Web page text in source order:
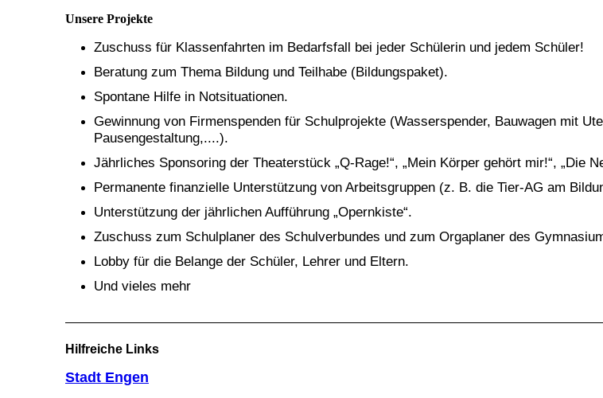
Unsere Projekte
Zuschuss für Klassenfahrten im Bedarfsfall bei jeder Schülerin und jedem Schüler!
Beratung zum Thema Bildung und Teilhabe (Bildungspaket).
Spontane Hilfe in Notsituationen.
Gewinnung von Firmenspenden für Schulprojekte (Wasserspender, Bauwagen mit
Pausengestaltung,....).
Jährliches Sponsoring der Theaterstück „Q-Rage!“, „Mein Körper gehört mir!“, „Die
Permanente finanzielle Unterstützung von Arbeitsgruppen (z. B. die Tier-AG am
Unterstützung der jährlichen Aufführung „Opernkiste“.
Zuschuss zum Schulplaner des Schulverbundes und zum Orgaplaner des
Lobby für die Belange der Schüler, Lehrer und Eltern.
Und vieles mehr
Hilfreiche Links
Stadt Engen